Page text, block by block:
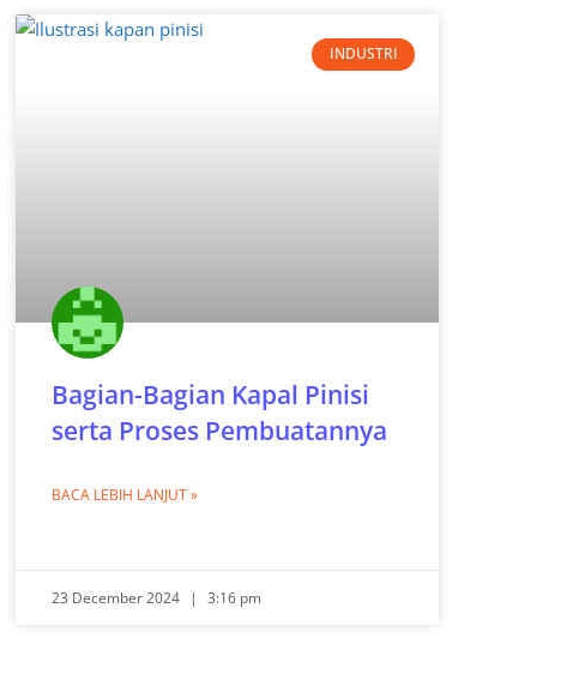
INDUSTRI
Bagian-Bagian Kapal Pinisi
serta Proses Pembuatannya
BACA LEBIH LANJUT »
23 December 2024 3:16 pm